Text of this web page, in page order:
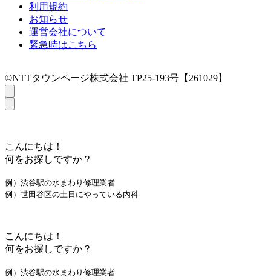
利用規約
お知らせ
運営会社について
緊急時はこちら
©NTTタウンページ株式会社 TP25-193号【261029】
こんにちは！
何をお探しですか？
例）渋谷駅の水まわり修理業者
例）世田谷区の土日にやっている内科
こんにちは！
何をお探しですか？
例）渋谷駅の水まわり修理業者